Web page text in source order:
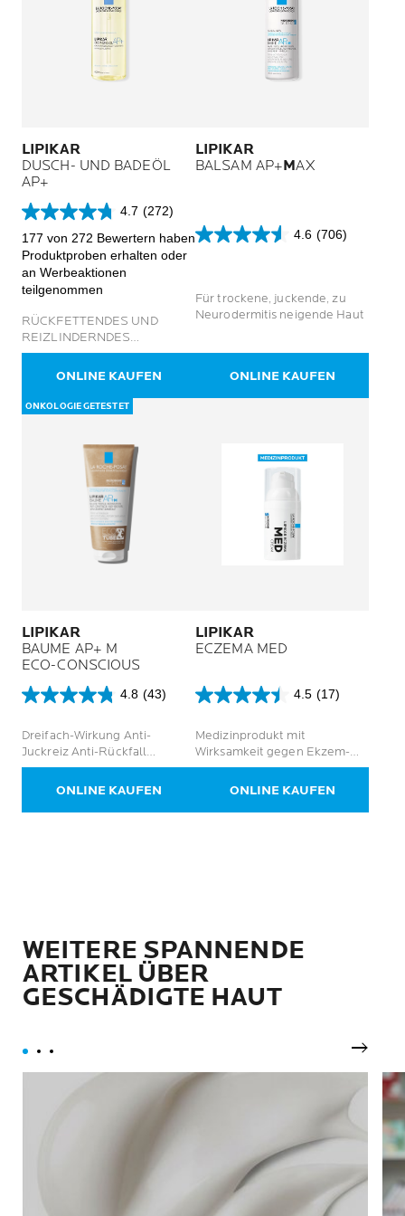
LIPIKAR
DUSCH- UND BADEÖL
AP+
4.7 (272)
4.7
von
5
Sternen.
272
177 von 272 Bewertern haben
Produktproben erhalten oder
an Werbeaktionen
teilgenommen
RÜCKFETTENDES UND
REIZLINDERNDES
REINIGUNGSÖL FÜR
GESICHT UND KÖRPER
ONLINE KAUFEN
LIPIKAR
BALSAM AP+MAX
4.6 (706)
4.6
Sternen.
706
Für trockene, juckende, zu
Neurodermitis neigende Haut
ONLINE KAUFEN
ONKOLOGIE GETESTET
LIPIKAR
BAUME AP+ M
ECO-CONSCIOUS
4.8 (43)
4.8
5
Sternen.
43
Bewertungen
Dreifach-Wirkung Anti-
Juckreiz Anti-Rückfall
Sofortige Beruhigung
ONLINE KAUFEN
LIPIKAR
ECZEMA MED
4.5 (17)
4.5
5
Sternen.
17
Bewertungen
Medizinprodukt mit
Wirksamkeit gegen Ekzem-
Symptome
ONLINE KAUFEN
WEITERE SPANNENDE
ARTIKEL ÜBER
GESCHÄDIGTE HAUT